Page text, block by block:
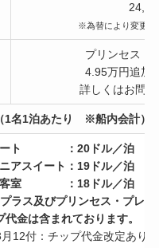
※為替により変更の
プリンセス・
4.95万円追加
詳しくはお問
1名1泊あたり ※船内会計）
ート ：20ドル／泊
アスイート：19ドル／泊
客室 ：18ドル／泊
ラス及びプリンセス・プレミ
代金は含まれております。
12付：チップ代金改定あり＞